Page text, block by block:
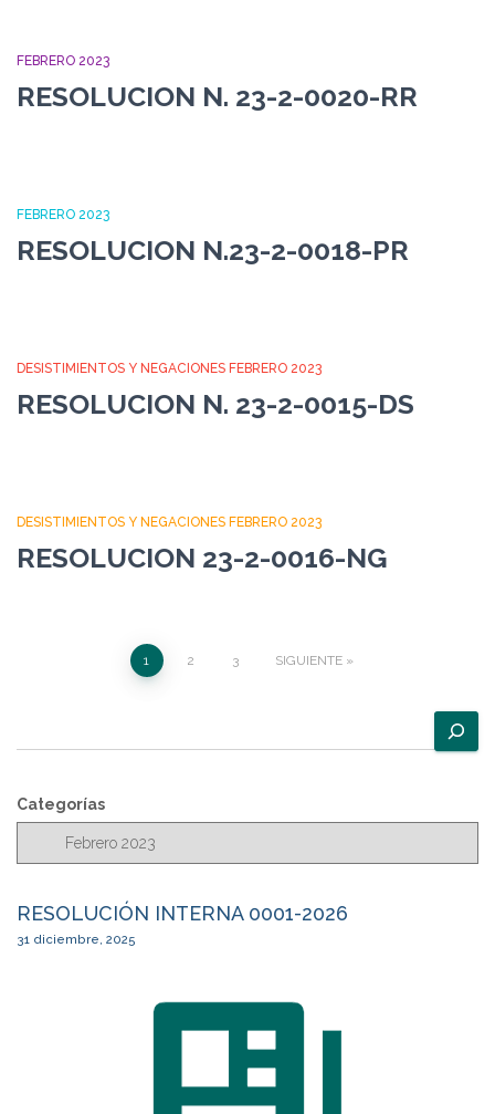
FEBRERO 2023
RESOLUCION N. 23-2-0020-RR
FEBRERO 2023
RESOLUCION N.23-2-0018-PR
DESISTIMIENTOS Y NEGACIONES FEBRERO 2023
RESOLUCION N. 23-2-0015-DS
DESISTIMIENTOS Y NEGACIONES FEBRERO 2023
RESOLUCION 23-2-0016-NG
Paginación
1 2 3 SIGUIENTE
u
c
a
Categorías
RESOLUCIÓN INTERNA 0001-2026
31 diciembre, 2025